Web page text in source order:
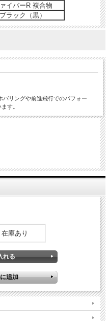
イバーR 複合物
ラック（黒）
リングや前進飛行でのパフォー
す。
在庫あり